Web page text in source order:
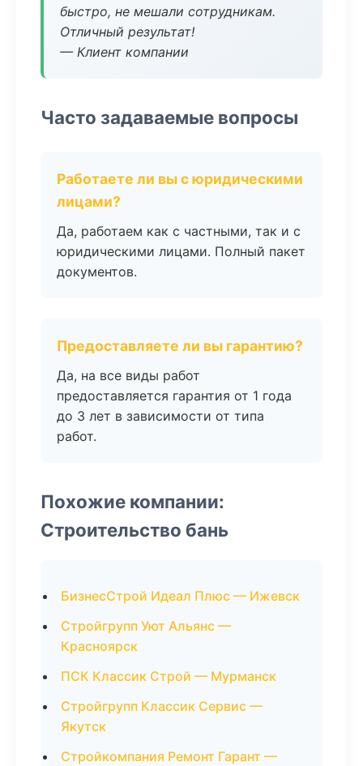
быстро, не мешали сотрудникам.
Отличный результат!
— Клиент компании
Часто задаваемые вопросы
Работаете ли вы с юридическими
лицами?
Да, работаем как с частными, так и с
юридическими лицами. Полный пакет
документов.
Предоставляете ли вы гарантию?
Да, на все виды работ
предоставляется гарантия от 1 года
до 3 лет в зависимости от типа
работ.
Похожие компании:
Строительство бань
БизнесСтрой Идеал Плюс — Ижевск
Стройгрупп Уют Альянс —
Красноярск
ПСК Классик Строй — Мурманск
Стройгрупп Классик Сервис —
Якутск
Стройкомпания Ремонт Гарант —